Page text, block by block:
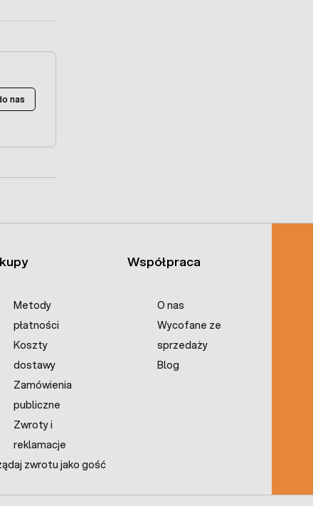
nas
Metody
płatności
Koszty
dostawy
Zamówienia
publiczne
Zwroty i
reklamacje
zwrotu jako gość
Współpraca
O nas
Wycofane ze
sprzedaży
Blog